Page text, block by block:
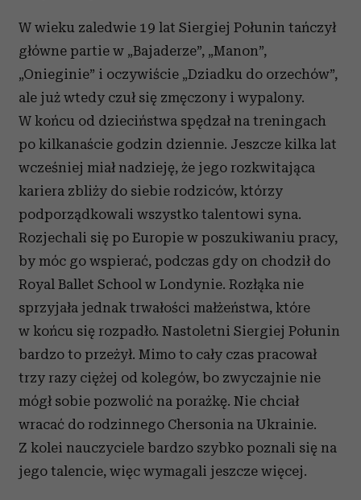
W wieku zaledwie 19 lat Siergiej Połunin tańczył
główne partie w „Bajaderze”, „Manon”,
„Onieginie” i oczywiście „Dziadku do orzechów”,
ale już wtedy czuł się zmęczony i wypalony.
W końcu od dzieciństwa spędzał na treningach
po kilkanaście godzin dziennie. Jeszcze kilka lat
wcześniej miał nadzieję, że jego rozkwitająca
kariera zbliży do siebie rodziców, którzy
podporządkowali wszystko talentowi syna.
Rozjechali się po Europie w poszukiwaniu pracy,
by móc go wspierać, podczas gdy on chodził do
Royal Ballet School w Londynie. Rozłąka nie
sprzyjała jednak trwałości małżeństwa, które
w końcu się rozpadło. Nastoletni Siergiej Połunin
bardzo to przeżył. Mimo to cały czas pracował
trzy razy ciężej od kolegów, bo zwyczajnie nie
mógł sobie pozwolić na porażkę. Nie chciał
wracać do rodzinnego Chersonia na Ukrainie.
Z kolei nauczyciele bardzo szybko poznali się na
jego talencie, więc wymagali jeszcze więcej.